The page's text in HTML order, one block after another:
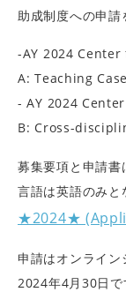
助成制度への申請
-AY 2024
A: Teaching
- AY 2024
B: Cross-
募集要項と申請
言語は英語のみと
★2024★
申請はオンライン
2024年4月30日で